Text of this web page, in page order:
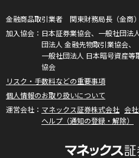
金融商品取引業者 関東財務局長（金商
日本証券業協会、一般社団法
団法人 金融先物取引業協会、
一般社団法人 日本暗号資産
協会
リスク・手数料などの重要事項
個人情報のお取り扱いについて
マネックス証券株式会社 会
ヘルプ（通知の登録・解除）